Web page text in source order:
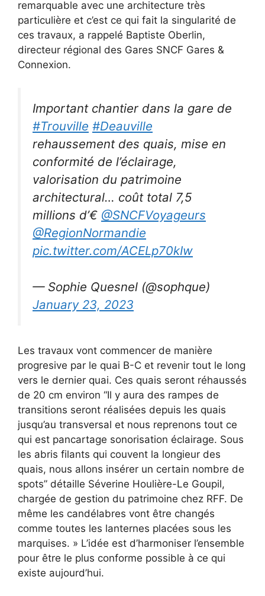
remarquable avec une architecture très
particulière et c’est ce qui fait la singularité de
ces travaux, a rappelé Baptiste Oberlin,
directeur régional des Gares SNCF Gares &
Connexion.
Important chantier dans la gare de
#Trouville #Deauville
rehaussement des quais, mise en
conformité de l’éclairage,
valorisation du patrimoine
architectural… coût total 7,5
millions d’€ @SNCFVoyageurs
@RegionNormandie
pic.twitter.com/ACELp70kIw
— Sophie Quesnel (@sophque)
January 23, 2023
Les travaux vont commencer de manière
progresive par le quai B-C et revenir tout le long
vers le dernier quai. Ces quais seront réhaussés
de 20 cm environ “Il y aura des rampes de
transitions seront réalisées depuis les quais
jusqu’au transversal et nous reprenons tout ce
qui est pancartage sonorisation éclairage. Sous
les abris filants qui couvent la longieur des
quais, nous allons insérer un certain nombre de
spots” détaille Séverine Houlière-Le Goupil,
chargée de gestion du patrimoine chez RFF. De
même les candélabres vont être changés
comme toutes les lanternes placées sous les
marquises. » L’idée est d’harmoniser l’ensemble
pour être le plus conforme possible à ce qui
existe aujourd’hui.